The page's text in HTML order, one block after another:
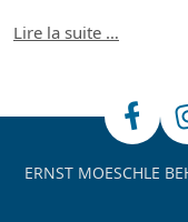
Lire la suite …
ERNST MOESCHLE